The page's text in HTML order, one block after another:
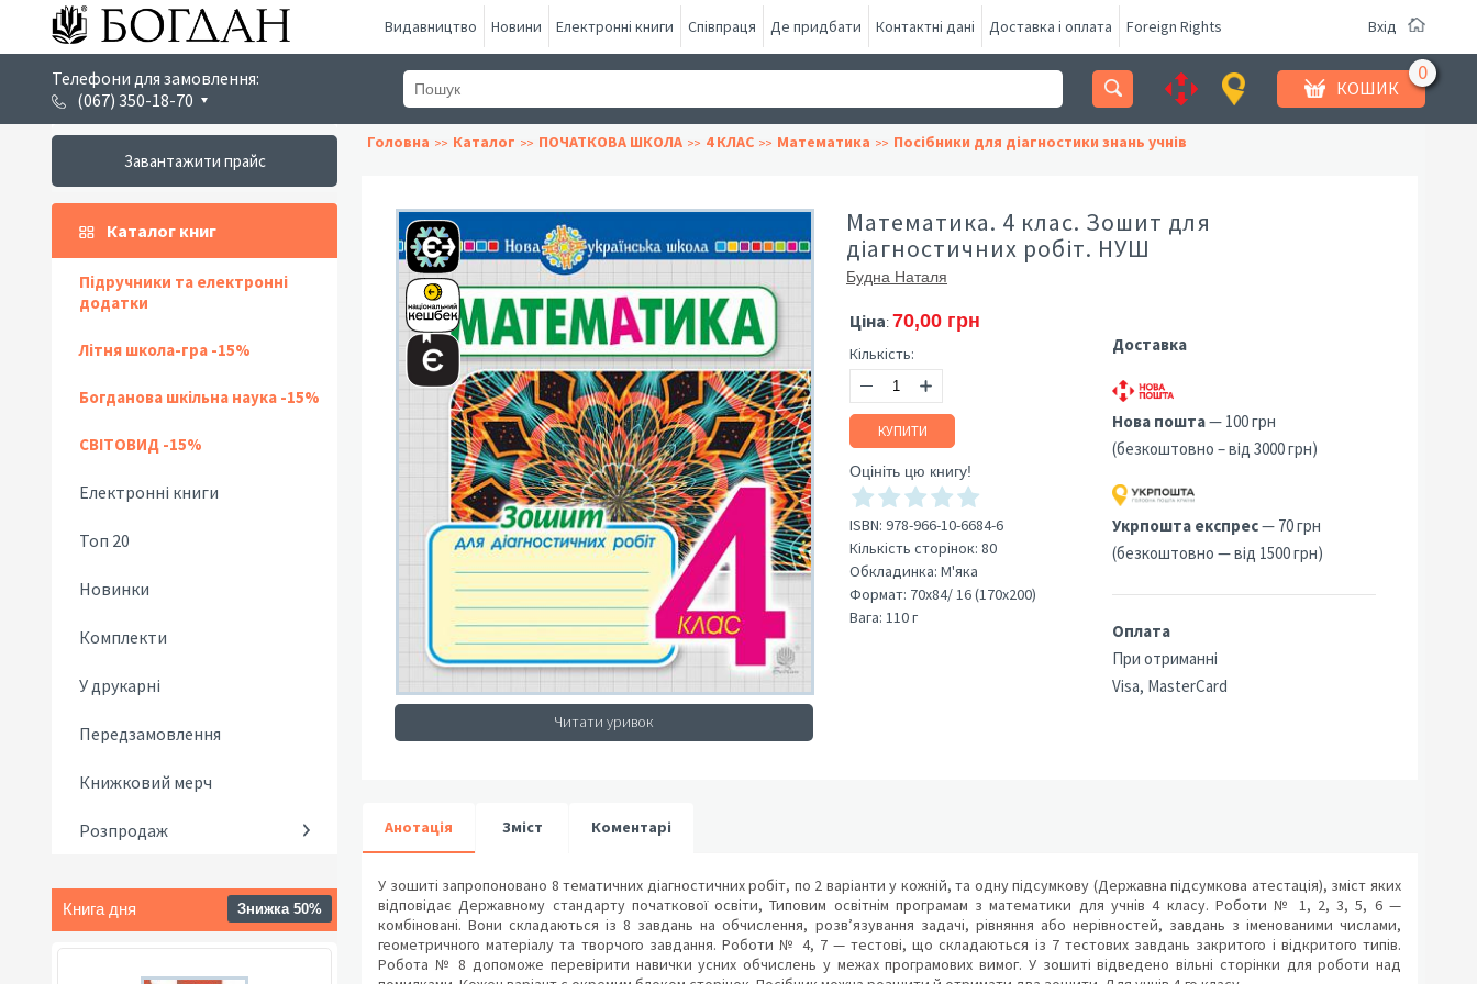
Видавництво Новини Електронні книги Співпраця Де придбати Контактні дані Доставка і оплата Foreign Rights Вхід
Телефони для замовлення:
(067) 350-18-70
КОШИК
Завантажити прайс
Каталог книг
Підручники та електронні
додатки
Літня школа-гра -15%
Богданова шкільна наука -15%
СВІТОВИД -15%
Електронні книги
Топ 20
Новинки
Комплекти
У друкарні
Передзамовлення
Книжковий мерч
Розпродаж
Книга дня Знижка 50%
Головна Каталог ПОЧАТКОВА ШКОЛА 4 КЛАС Математика Посібники для діагностики знань учнів
Читати уривок
Математика. 4 клас. Зошит для
діагностичних робіт. НУШ
Будна Наталя
Ціна: 70,00 грн
Кількість:
КУПИТИ
Оцініть цю книгу!
ISBN: 978-966-10-6684-6
Кількість сторінок: 80
Обкладинка: М'яка
Формат: 70х84/ 16 (170х200)
Вага: 110 г
Доставка
Нова пошта— 100 грн
(безкоштовно – від 3000 грн)
Укрпошта експрес— 70 грн
(безкоштовно — від 1500 грн)
Оплата
При отриманні
Visa, MasterCard
Анотація Зміст Коментарі
У зошиті запропоновано 8 тематичних діагностичних робіт, по 2 варіанти у кожній, та одну підсумкову (Державна підсумкова атестація), зміст яких
відповідає Державному стандарту початкової освіти, Типовим освітнім програмам з математики для учнів 4 класу. Роботи № 1, 2, 3, 5, 6 —
комбіновані. Вони складаються із 8 завдань на обчислення, розв’язування задачі, рівняння або нерівностей, завдань з іменованими числами,
геометричного матеріалу та творчого завдання. Роботи № 4, 7 — тестові, що складаються із 7 тестових завдань закритого і відкритого типів.
Робота № 8 допоможе перевірити навички усних обчислень у межах програмових вимог. У зошиті відведено вільні сторінки для роботи над